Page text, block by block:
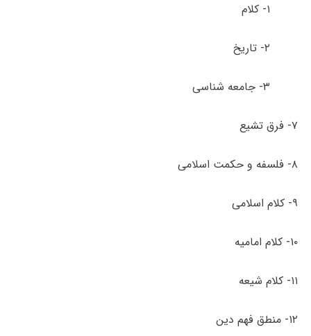
۱- کلام
۲- تاریخ
۳- جامعه شناسی
۷- فرق تشیع
۸- فلسفه و حکمت اسلامی
۹- کلام اسلامی
۱۰- کلام امامیه
۱۱- کلام شیعه
۱۲- منطق فهم دین